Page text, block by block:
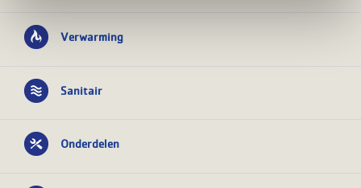
Verwarming
Sanitair
Onderdelen